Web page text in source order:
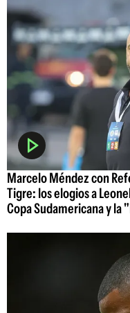
Marcelo Méndez con
Tigre: los elogios a
Copa Sudamericana y